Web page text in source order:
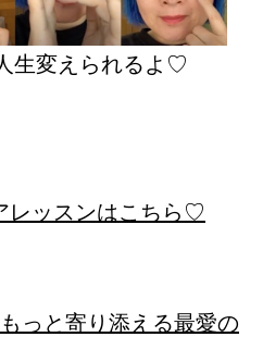
生変えられるよ♡
レッスンはこちら♡
っと寄り添える最愛の